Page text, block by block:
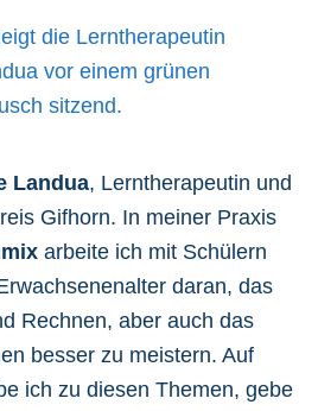
Landua, Lerntherapeutin und
Gifhorn. In meiner Praxis
arbeite ich mit Schülern
daran, das
Rechnen, aber auch das
besser zu meistern. Auf
ich zu diesen Themen, gebe